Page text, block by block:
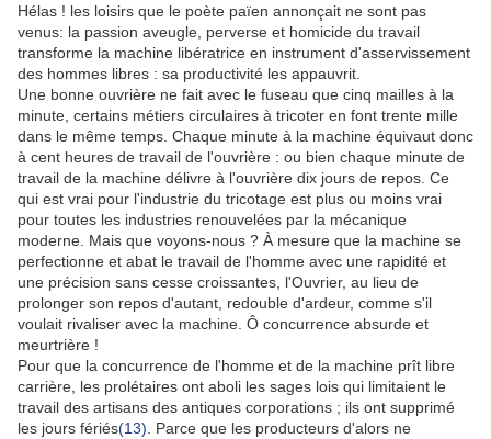
Hélas ! les loisirs que le poète païen annonçait ne sont pas
venus: la passion aveugle, perverse et homicide du travail
transforme la machine libératrice en instrument d'asservissement
des hommes libres : sa productivité les appauvrit.
Une bonne ouvrière ne fait avec le fuseau que cinq mailles à la
minute, certains métiers circulaires à tricoter en font trente mille
dans le même temps. Chaque minute à la machine équivaut donc
à cent heures de travail de l'ouvrière : ou bien chaque minute de
travail de la machine délivre à l'ouvrière dix jours de repos. Ce
qui est vrai pour l'industrie du tricotage est plus ou moins vrai
pour toutes les industries renouvelées par la mécanique
moderne. Mais que voyons-nous ? À mesure que la machine se
perfectionne et abat le travail de l'homme avec une rapidité et
une précision sans cesse croissantes, l'Ouvrier, au lieu de
prolonger son repos d'autant, redouble d'ardeur, comme s'il
voulait rivaliser avec la machine. Ô concurrence absurde et
meurtrière !
Pour que la concurrence de l'homme et de la machine prît libre
carrière, les prolétaires ont aboli les sages lois qui limitaient le
travail des artisans des antiques corporations ; ils ont supprimé
les jours fériés(13) . Parce que les producteurs d'alors ne